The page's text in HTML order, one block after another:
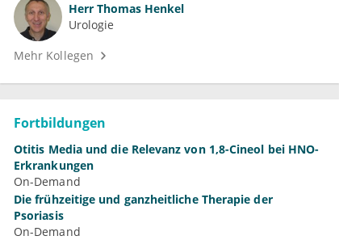
Herr Thomas Henkel
Urologie
Mehr Kollegen
Fortbildungen
Otitis Media und die Relevanz von 1,8-Cineol bei HNO-
Erkrankungen
On-Demand
Die frühzeitige und ganzheitliche Therapie der
Psoriasis
On-Demand